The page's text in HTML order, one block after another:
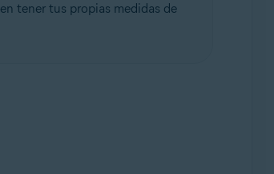
tener tus propias medidas de